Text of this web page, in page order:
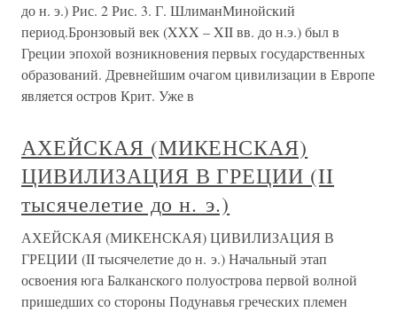
до н. э.) Рис. 2 Рис. 3. Г. ШлиманМинойский
период.Бронзовый век (XXX – XII вв. до н.э.) был в
Греции эпохой возникновения первых государственных
образований. Древнейшим очагом цивилизации в Европе
является остров Крит. Уже в
АХЕЙСКАЯ (МИКЕНСКАЯ)
ЦИВИЛИЗАЦИЯ В ГРЕЦИИ (II
тысячелетие до н. э.)
АХЕЙСКАЯ (МИКЕНСКАЯ) ЦИВИЛИЗАЦИЯ В
ГРЕЦИИ (II тысячелетие до н. э.) Начальный этап
освоения юга Балканского полуострова первой волной
пришедших со стороны Подунавья греческих племен